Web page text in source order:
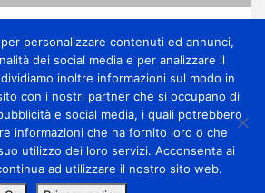
di calore
miometeo
© All rights reserved | Theme by
personalizzare contenuti ed annunci,
dei social media e per analizzare il
inoltre informazioni sul modo in
con i nostri partner che si occupano di
e social media, i quali potrebbero
informazioni che ha fornito loro o che
utilizzo dei loro servizi. Acconsenta ai
ad utilizzare il nostro sito web.